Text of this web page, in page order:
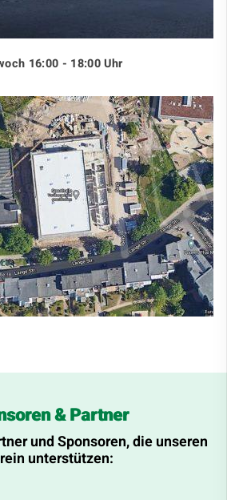
16:00 - 18:00 Uhr
& Partner
und Sponsoren, die unseren
unterstützen: